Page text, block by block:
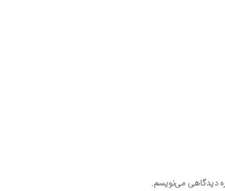
دیدگاهی می‌نویسم.